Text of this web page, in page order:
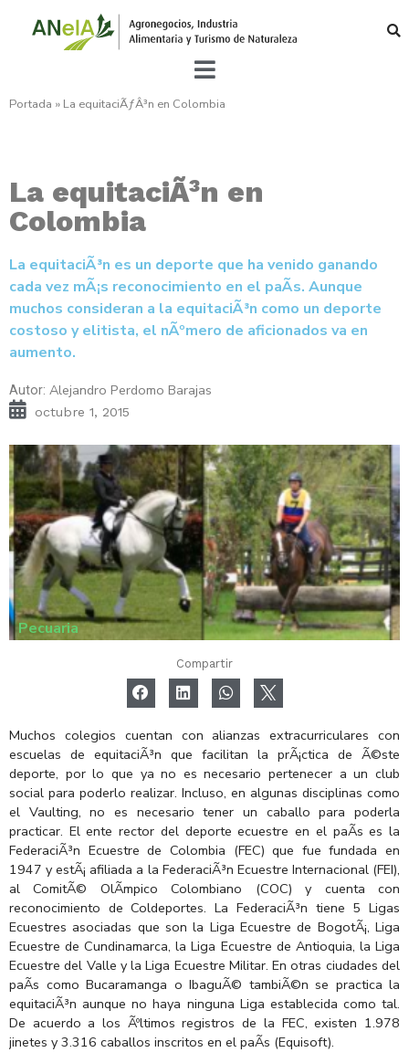
Portada » La equitaciÃƒÂ³n en Colombia
La equitaciÃ³n en
Colombia
La equitaciÃ³n es un deporte que ha venido ganando
cada vez mÃ¡s reconocimiento en el paÃ­s. Aunque
muchos consideran a la equitaciÃ³n como un deporte
costoso y elitista, el nÃºmero de aficionados va en
aumento.
Autor: Alejandro Perdomo Barajas
octubre 1, 2015
Pecuaria
Compartir
Muchos colegios cuentan con alianzas extracurriculares con
escuelas de equitaciÃ³n que facilitan la prÃ¡ctica de Ã©ste
deporte, por lo que ya no es necesario pertenecer a un club
social para poderlo realizar. Incluso, en algunas disciplinas como
el Vaulting, no es necesario tener un caballo para poderla
practicar. El ente rector del deporte ecuestre en el paÃ­s es la
FederaciÃ³n Ecuestre de Colombia (FEC) que fue fundada en
1947 y estÃ¡ afiliada a la FederaciÃ³n Ecuestre Internacional (FEI),
al ComitÃ© OlÃ­mpico Colombiano (COC) y cuenta con
reconocimiento de Coldeportes. La FederaciÃ³n tiene 5 Ligas
Ecuestres asociadas que son la Liga Ecuestre de BogotÃ¡, Liga
Ecuestre de Cundinamarca, la Liga Ecuestre de Antioquia, la Liga
Ecuestre del Valle y la Liga Ecuestre Militar. En otras ciudades del
paÃ­s como Bucaramanga o IbaguÃ© tambiÃ©n se practica la
equitaciÃ³n aunque no haya ninguna Liga establecida como tal.
De acuerdo a los Ãºltimos registros de la FEC, existen 1.978
jinetes y 3.316 caballos inscritos en el paÃ­s (Equisoft).